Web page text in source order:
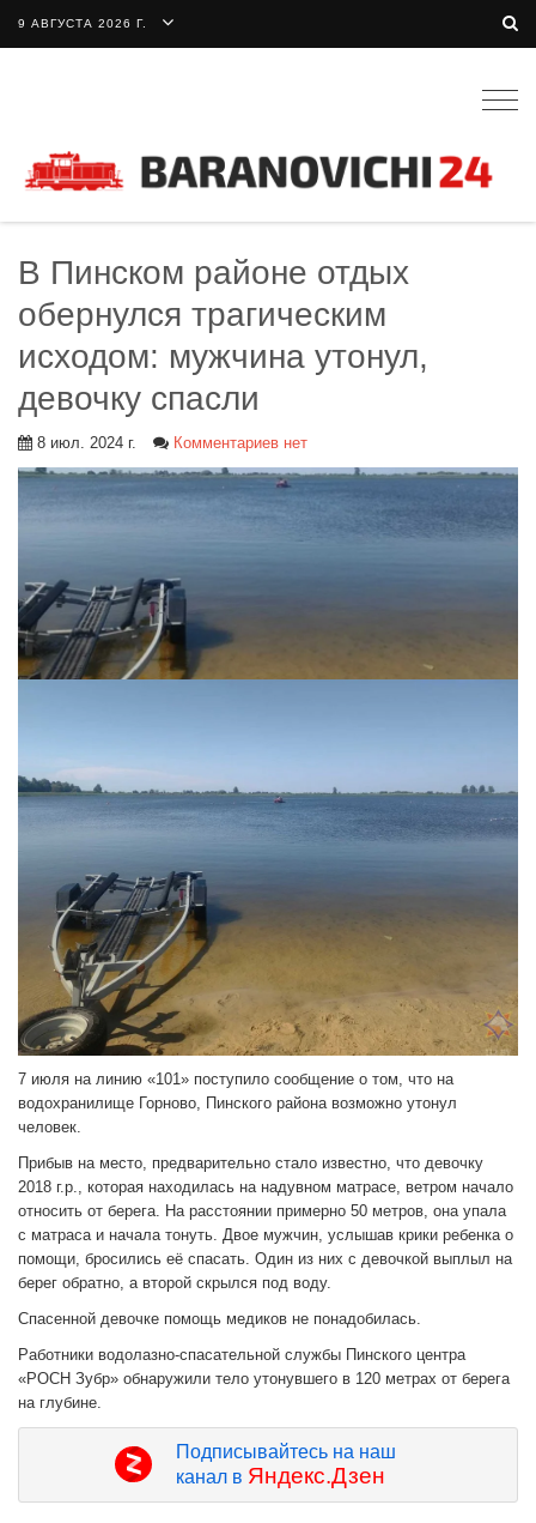
9 АВГУСТА 2026 Г.
В Пинском районе отдых
обернулся трагическим
исходом: мужчина утонул,
девочку спасли
8 июл. 2024 г. Комментариев нет
7 июля на линию «101» поступило сообщение о том, что на
водохранилище Горново, Пинского района возможно утонул
человек.
Прибыв на место, предварительно стало известно, что девочку
2018 г.р., которая находилась на надувном матрасе, ветром начало
относить от берега. На расстоянии примерно 50 метров, она упала
с матраса и начала тонуть. Двое мужчин, услышав крики ребенка о
помощи, бросились её спасать. Один из них с девочкой выплыл на
берег обратно, а второй скрылся под воду.
Спасенной девочке помощь медиков не понадобилась.
Работники водолазно-спасательной службы Пинского центра
«РОСН Зубр» обнаружили тело утонувшего в 120 метрах от берега
на глубине.
Подписывайтесь на наш
канал в Яндекс.Дзен